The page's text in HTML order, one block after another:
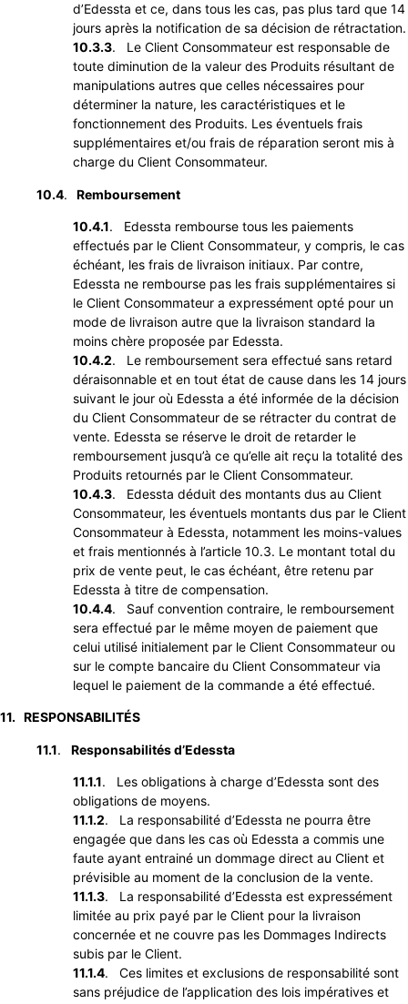
d’Edessta et ce, dans tous les cas, pas plus tard que 14
jours après la notification de sa décision de rétractation.
10.3.3. Le Client Consommateur est responsable de
toute diminution de la valeur des Produits résultant de
manipulations autres que celles nécessaires pour
déterminer la nature, les caractéristiques et le
fonctionnement des Produits. Les éventuels frais
supplémentaires et/ou frais de réparation seront mis à
charge du Client Consommateur.
10.4. Remboursement
10.4.1. Edessta rembourse tous les paiements
effectués par le Client Consommateur, y compris, le cas
échéant, les frais de livraison initiaux. Par contre,
Edessta ne rembourse pas les frais supplémentaires si
le Client Consommateur a expressément opté pour un
mode de livraison autre que la livraison standard la
moins chère proposée par Edessta.
10.4.2. Le remboursement sera effectué sans retard
déraisonnable et en tout état de cause dans les 14 jours
suivant le jour où Edessta a été informée de la décision
du Client Consommateur de se rétracter du contrat de
vente. Edessta se réserve le droit de retarder le
remboursement jusqu’à ce qu’elle ait reçu la totalité des
Produits retournés par le Client Consommateur.
10.4.3. Edessta déduit des montants dus au Client
Consommateur, les éventuels montants dus par le Client
Consommateur à Edessta, notamment les moins-values
et frais mentionnés à l’article 10.3. Le montant total du
prix de vente peut, le cas échéant, être retenu par
Edessta à titre de compensation.
10.4.4. Sauf convention contraire, le remboursement
sera effectué par le même moyen de paiement que
celui utilisé initialement par le Client Consommateur ou
sur le compte bancaire du Client Consommateur via
lequel le paiement de la commande a été effectué.
11. RESPONSABILITÉS
11.1. Responsabilités d’Edessta
11.1.1. Les obligations à charge d’Edessta sont des
obligations de moyens.
11.1.2. La responsabilité d’Edessta ne pourra être
engagée que dans les cas où Edessta a commis une
faute ayant entrainé un dommage direct au Client et
prévisible au moment de la conclusion de la vente.
11.1.3. La responsabilité d’Edessta est expressément
limitée au prix payé par le Client pour la livraison
concernée et ne couvre pas les Dommages Indirects
subis par le Client.
11.1.4. Ces limites et exclusions de responsabilité sont
sans préjudice de l’application des lois impératives et